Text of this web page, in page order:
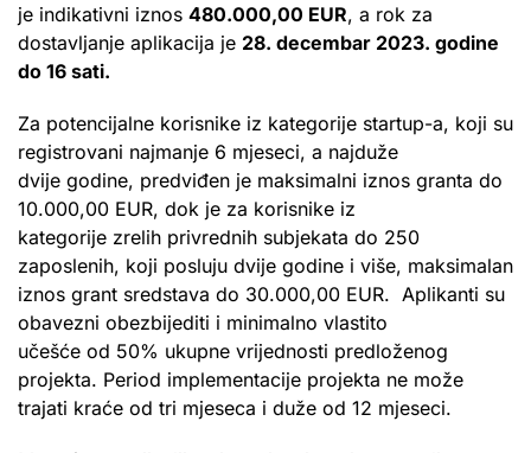
je indikativni iznos 480.000,00 EUR, a rok za
dostavljanje aplikacija je 28. decembar 2023. godine
do 16 sati.
Za potencijalne korisnike iz kategorije startup-a, koji su
registrovani najmanje 6 mjeseci, a najduže
dvije godine, predviđen je maksimalni iznos granta do
10.000,00 EUR, dok je za korisnike iz
kategorije zrelih privrednih subjekata do 250
zaposlenih, koji posluju dvije godine i više, maksimalan
iznos grant sredstava do 30.000,00 EUR. Aplikanti su
obavezni obezbijediti i minimalno vlastito
učešće od 50% ukupne vrijednosti predloženog
projekta. Period implementacije projekta ne može
trajati kraće od tri mjeseca i duže od 12 mjeseci.